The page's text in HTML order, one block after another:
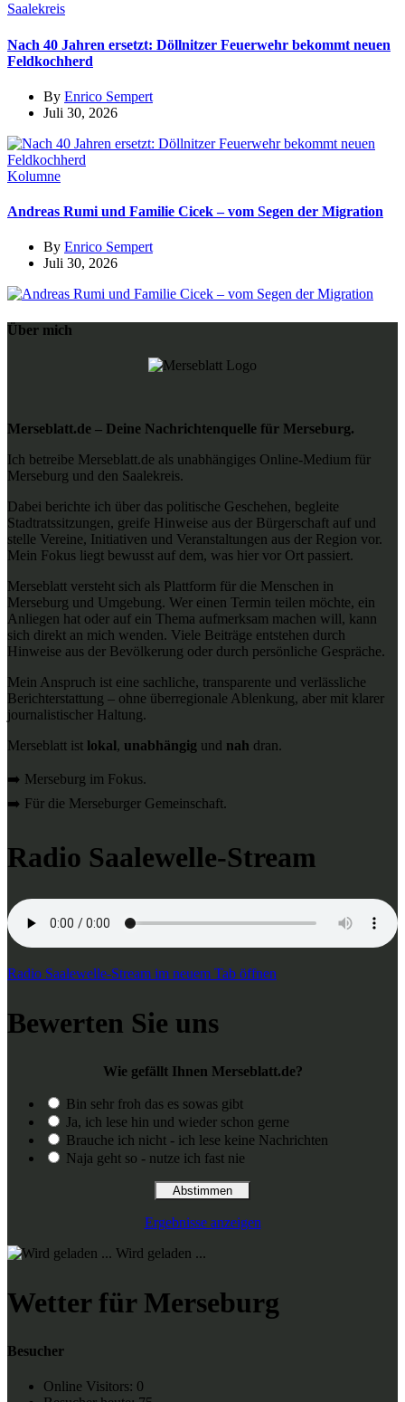
Saalekreis
Nach 40 Jahren ersetzt: Döllnitzer Feuerwehr bekommt neuen
Feldkochherd
By Enrico Sempert
Juli 30, 2026
Kolumne
Andreas Rumi und Familie Cicek – vom Segen der Migration
By Enrico Sempert
Juli 30, 2026
Über mich
Merseblatt.de – Deine Nachrichtenquelle für Merseburg.
Ich betreibe Merseblatt.de als unabhängiges Online-Medium für
Merseburg und den Saalekreis.
Dabei berichte ich über das politische Geschehen, begleite
Stadtratssitzungen, greife Hinweise aus der Bürgerschaft auf und
stelle Vereine, Initiativen und Veranstaltungen aus der Region vor.
Mein Fokus liegt bewusst auf dem, was hier vor Ort passiert.
Merseblatt versteht sich als Plattform für die Menschen in
Merseburg und Umgebung. Wer einen Termin teilen möchte, ein
Anliegen hat oder auf ein Thema aufmerksam machen will, kann
sich direkt an mich wenden. Viele Beiträge entstehen durch
Hinweise aus der Bevölkerung oder durch persönliche Gespräche.
Mein Anspruch ist eine sachliche, transparente und verlässliche
Berichterstattung – ohne überregionale Ablenkung, aber mit klarer
journalistischer Haltung.
Merseblatt ist lokal, unabhängig und nah dran.
➡️ Merseburg im Fokus.
➡️ Für die Merseburger Gemeinschaft.
Radio Saalewelle-Stream
Radio Saalewelle-Stream im neuem Tab öffnen
Bewerten Sie uns
Wie gefällt Ihnen Merseblatt.de?
Bin sehr froh das es sowas gibt
Ja, ich lese hin und wieder schon gerne
Brauche ich nicht - ich lese keine Nachrichten
Naja geht so - nutze ich fast nie
Ergebnisse anzeigen
Wird geladen ...
Wetter für Merseburg
Besucher
Online Visitors: 0